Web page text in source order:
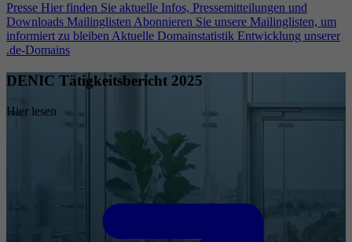
Presse Hier finden Sie aktuelle Infos, Pressemitteilungen und
Downloads Mailinglisten Abonnieren Sie unsere Mailinglisten, um
informiert zu bleiben Aktuelle Domainstatistik Entwicklung unserer
.de-Domains
DENIC Tätigkeitsbericht 2025
Hier lesen